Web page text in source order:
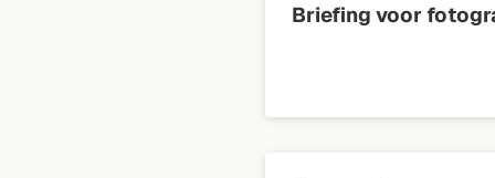
Briefing voor